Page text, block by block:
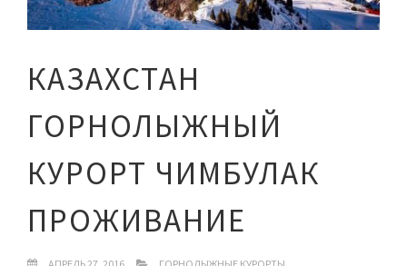
КАЗАХСТАН
ГОРНОЛЫЖНЫЙ
КУРОРТ ЧИМБУЛАК
ПРОЖИВАНИЕ